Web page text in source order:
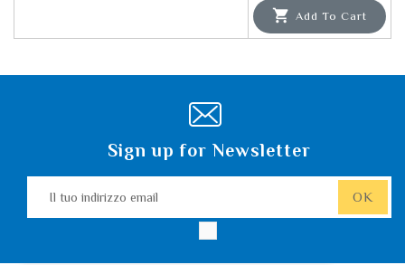
 Add To Cart
Sign up for Newsletter